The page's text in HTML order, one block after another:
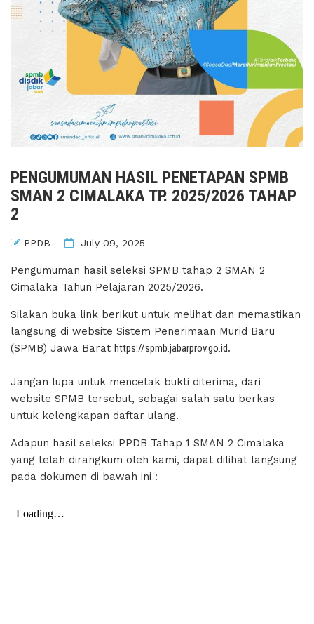
PENGUMUMAN HASIL PENETAPAN SPMB
SMAN 2 CIMALAKA TP. 2025/2026 TAHAP
2
PPDB July 09, 2025
Pengumuman hasil seleksi SPMB tahap 2 SMAN 2
Cimalaka Tahun Pelajaran 2025/2026.
Silakan buka link berikut untuk melihat dan memastikan
langsung di website Sistem Penerimaan Murid Baru
(SPMB) Jawa Barat https://spmb.jabarprov.go.id.
Jangan lupa untuk mencetak bukti diterima, dari
website SPMB tersebut, sebagai salah satu berkas
untuk kelengkapan daftar ulang.
Adapun hasil seleksi PPDB Tahap 1 SMAN 2 Cimalaka
yang telah dirangkum oleh kami, dapat dilihat langsung
pada dokumen di bawah ini :